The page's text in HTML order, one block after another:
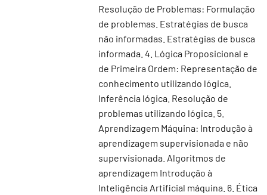
Resolução de Problemas: Formulação
de problemas. Estratégias de busca
não informadas. Estratégias de busca
informada. 4. Lógica Proposicional e
de Primeira Ordem: Representação de
conhecimento utilizando lógica.
Inferência lógica. Resolução de
problemas utilizando lógica. 5.
Aprendizagem Máquina: Introdução à
aprendizagem supervisionada e não
supervisionada. Algoritmos de
aprendizagem Introdução à
Inteligência Artificial máquina. 6. Ética